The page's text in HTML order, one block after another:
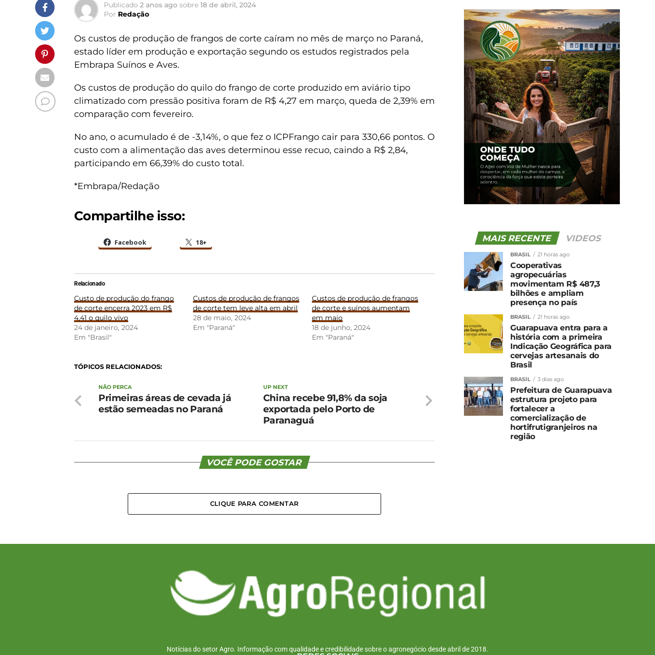
Publicado 2 anos ago sobre 18 de abril, 2024
Por Redação
Os custos de produção de frangos de corte caíram no mês de março no Paraná,
estado líder em produção e exportação segundo os estudos registrados pela
Embrapa Suínos e Aves.
Os custos de produção do quilo do frango de corte produzido em aviário tipo
climatizado com pressão positiva foram de R$ 4,27 em março, queda de 2,39% em
comparação com fevereiro.
No ano, o acumulado é de -3,14%, o que fez o ICPFrango cair para 330,66 pontos. O
custo com a alimentação das aves determinou esse recuo, caindo a R$ 2,84,
participando em 66,39% do custo total.
*Embrapa/Redação
Compartilhe isso:
Facebook 18+
Relacionado
Custo de produção do frango
de corte encerra 2023 em R$
4,41 o quilo vivo
24 de janeiro, 2024
Em "Brasil"
Custos de produção de frangos
de corte tem leve alta em abril
28 de maio, 2024
Em "Paraná"
Custos de produção de frangos
de corte e suínos aumentam
em maio
18 de junho, 2024
Em "Paraná"
TÓPICOS RELACIONADOS:
UP NEXT
China recebe 91,8% da soja
exportada pelo Porto de
Paranaguá
NÃO PERCA
Primeiras áreas de cevada já
estão semeadas no Paraná
VOCÊ PODE GOSTAR
CLIQUE PARA COMENTAR
MAIS RECENTE VIDEOS
BRASIL 21 horas ago
Cooperativas
agropecuárias
movimentam R$ 487,3
bilhões e ampliam
presença no país
BRASIL 21 horas ago
Guarapuava entra para a
história com a primeira
Indicação Geográfica para
cervejas artesanais do
Brasil
BRASIL 3 dias ago
Prefeitura de Guarapuava
estrutura projeto para
fortalecer a
comercialização de
hortifrutigranjeiros na
região
Notícias do setor Agro. Informação com qualidade e credibilidade sobre o agronegócio desde abril de 2018.